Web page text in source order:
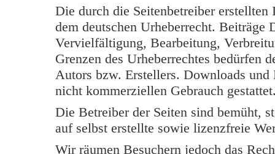
Die durch die Seitenbetreiber
dem deutschen Urheberrecht.
Vervielfältigung, Bearbeitung,
Grenzen des Urheberrechtes bedürfen
Autors bzw. Erstellers. Downloads
nicht kommerziellen Gebrauch
Die Betreiber der Seiten sind bemüht,
auf selbst erstellte sowie lizenzfreie
Wir räumen Besuchern jedoch das